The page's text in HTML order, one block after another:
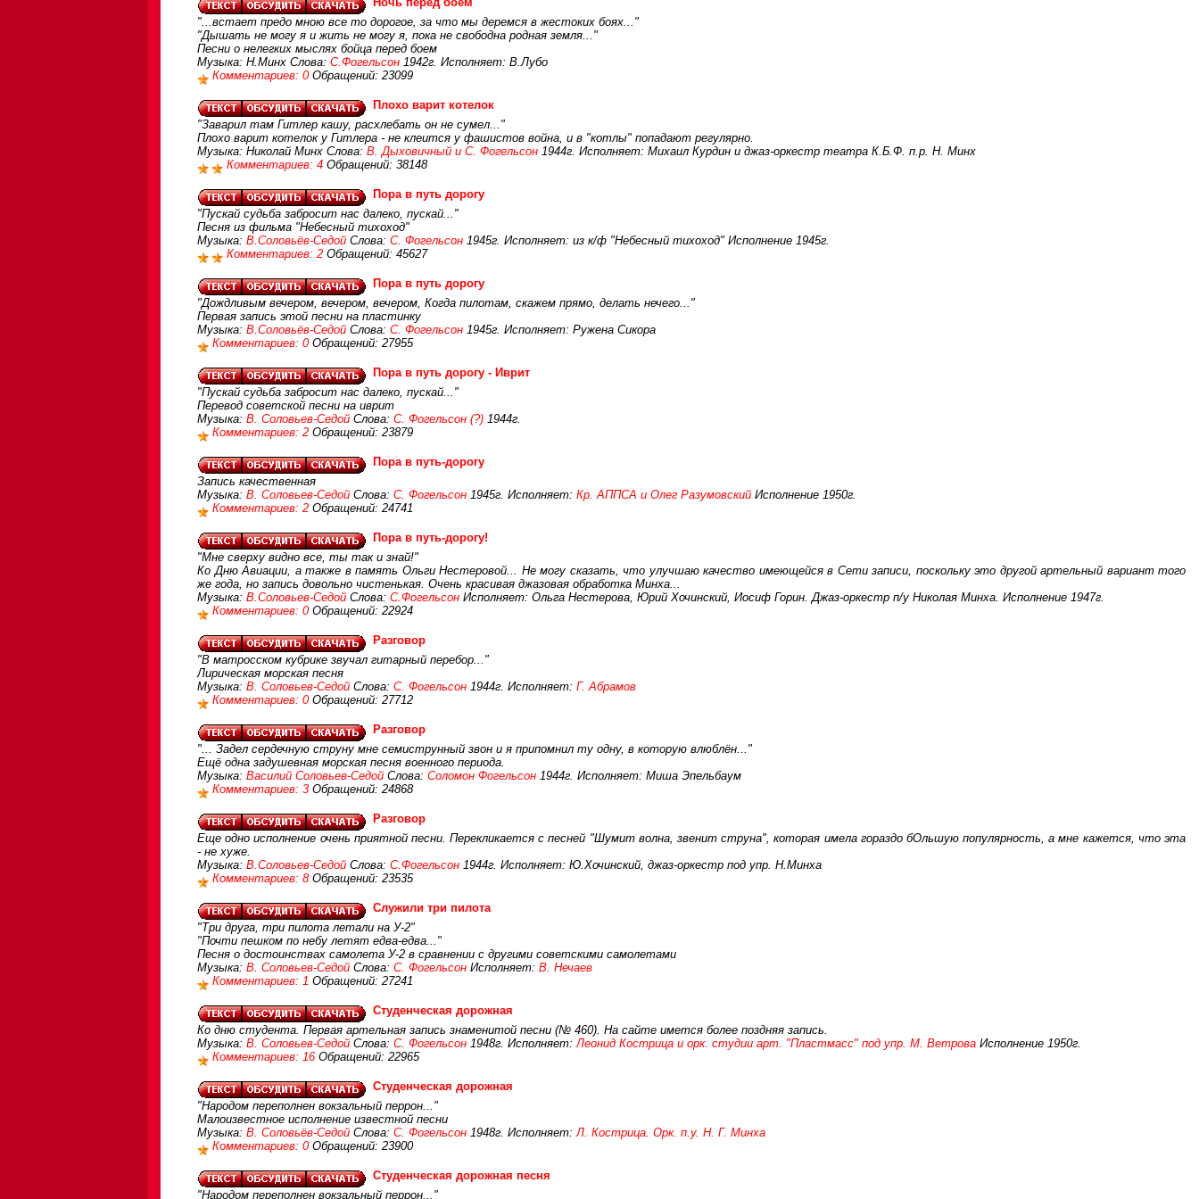
"...встает предо мною все то дорогое, за что мы деремся в жестоких боях..."
"Дышать не могу я и жить не могу я, пока не свободна родная земля..."
Песни о нелегких мыслях бойца перед боем
Музыка: Н.Минх Слова: С.Фогельсон 1942г. Исполняет: В.Лубо
Комментариев: 0 Обращений: 23099
Плохо варит котелок
"Заварил там Гитлер кашу, расхлебать он не сумел..."
Плохо варит котелок у Гитлера - не клеится у фашистов война, и в "котлы" попадают регулярно.
Музыка: Николай Минх Слова: В. Дыховичный и С. Фогельсон 1944г. Исполняет: Михаил Курдин и джаз-оркестр театра К.Б.Ф. п.р. Н. Минх
Комментариев: 4 Обращений: 38148
Пора в путь дорогу
"Пускай судьба забросит нас далеко, пускай..."
Песня из фильма "Небесный тихоход"
Музыка: В.Соловьёв-Седой Слова: С. Фогельсон 1945г. Исполняет: из к/ф "Небесный тихоход" Исполнение 1945г.
Комментариев: 2 Обращений: 45627
Пора в путь дорогу
"Дождливым вечером, вечером, вечером, Когда пилотам, скажем прямо, делать нечего..."
Первая запись этой песни на пластинку
Музыка: В.Соловьёв-Седой Слова: С. Фогельсон 1945г. Исполняет: Ружена Сикора
Комментариев: 0 Обращений: 27955
Пора в путь дорогу - Иврит
"Пускай судьба забросит нас далеко, пускай..."
Перевод советской песни на иврит
Музыка: В. Соловьев-Седой Слова: С. Фогельсон (?) 1944г.
Комментариев: 2 Обращений: 23879
Пора в путь-дорогу
Запись качественная
Музыка: В. Соловьев-Седой Слова: С. Фогельсон 1945г. Исполняет: Кр. АППСА и Олег Разумовский Исполнение 1950г.
Комментариев: 2 Обращений: 24741
Пора в путь-дорогу!
"Мне сверху видно все, ты так и знай!"
Ко Дню Авиации, а также в память Ольги Нестеровой... Не могу сказать, что улучшаю качество имеющейся в Сети записи, поскольку это другой артельный вариант того
же года, но запись довольно чистенькая. Очень красивая джазовая обработка Минха...
Музыка: В.Соловьев-Седой Слова: С.Фогельсон Исполняет: Ольга Нестерова, Юрий Хочинский, Иосиф Горин. Джаз-оркестр п/у Николая Минха. Исполнение 1947г.
Комментариев: 0 Обращений: 22924
Разговор
"В матросском кубрике звучал гитарный перебор..."
Лирическая морская песня
Музыка: В. Соловьев-Седой Слова: С. Фогельсон 1944г. Исполняет: Г. Абрамов
Комментариев: 0 Обращений: 27712
Разговор
"... Задел сердечную струну мне семиструнный звон и я припомнил ту одну, в которую влюблён..."
Ещё одна задушевная морская песня военного периода.
Музыка: Василий Соловьев-Седой Слова: Соломон Фогельсон 1944г. Исполняет: Миша Эпельбаум
Комментариев: 3 Обращений: 24868
Разговор
Еще одно исполнение очень приятной песни. Перекликается с песней "Шумит волна, звенит струна", которая имела гораздо бОльшую популярность, а мне кажется, что эта
- не хуже.
Музыка: В.Соловьев-Седой Слова: С.Фогельсон 1944г. Исполняет: Ю.Хочинский, джаз-оркестр под упр. Н.Минха
Комментариев: 8 Обращений: 23535
Служили три пилота
"Три друга, три пилота летали на У-2"
"Почти пешком по небу летят едва-едва..."
Песня о достоинствах самолета У-2 в сравнении с другими советскими самолетами
Музыка: В. Соловьев-Седой Слова: С. Фогельсон Исполняет: В. Нечаев
Комментариев: 1 Обращений: 27241
Студенческая дорожная
Ко дню студента. Первая артельная запись знаменитой песни (№ 460). На сайте имется более поздняя запись.
Музыка: В. Соловьев-Седой Слова: С. Фогельсон 1948г. Исполняет:Леонид Кострица и орк. студии арт. "Пластмасс" под упр. М. Ветрова Исполнение 1950г.
Комментариев: 16 Обращений: 22965
Студенческая дорожная
"Народом переполнен вокзальный перрон..."
Малоизвестное исполнение известной песни
Музыка: В. Соловьёв-Седой Слова: С. Фогельсон 1948г. Исполняет:Л. Кострица. Орк. п.у. Н. Г. Минха
Комментариев: 0 Обращений: 23900
Студенческая дорожная песня
"Народом переполнен вокзальный перрон..."